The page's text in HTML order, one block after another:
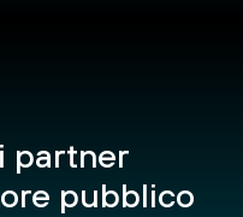
partner
pubblico